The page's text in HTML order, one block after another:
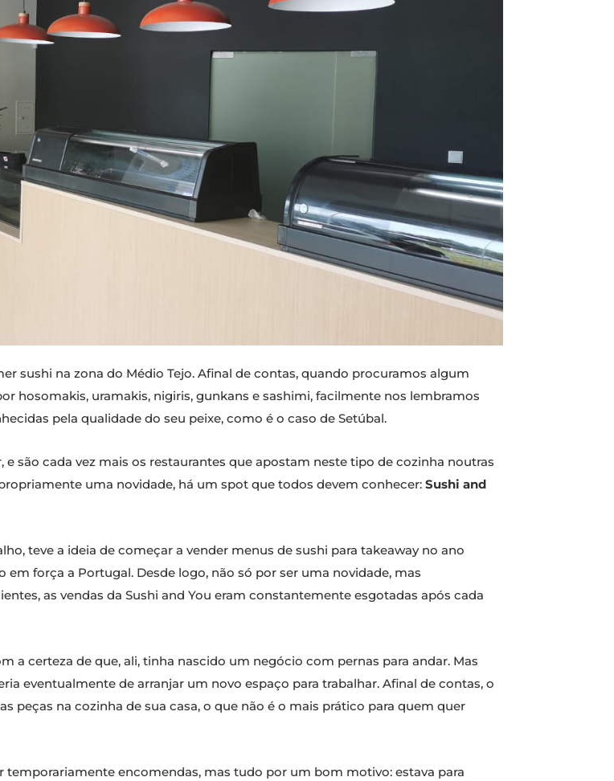
sushi na zona do Médio Tejo. Afinal de contas, quando procuramos algum
hosomakis, uramakis, nigiris, gunkans e sashimi, facilmente nos lembramos
pela qualidade do seu peixe, como é o caso de Setúbal.
são cada vez mais os restaurantes que apostam neste tipo de cozinha noutras
uma novidade, há um spot que todos devem conhecer: Sushi and
teve a ideia de começar a vender menus de sushi para takeaway no ano
força a Portugal. Desde logo, não só por ser uma novidade, mas
as vendas da Sushi and You eram constantemente esgotadas após cada
a certeza de que, ali, tinha nascido um negócio com pernas para andar. Mas
eventualmente de arranjar um novo espaço para trabalhar. Afinal de contas, o
peças na cozinha de sua casa, o que não é o mais prático para quem quer
temporariamente encomendas, mas tudo por um bom motivo: estava para